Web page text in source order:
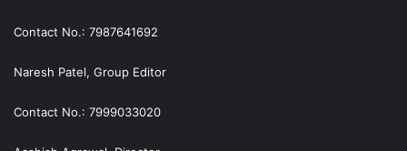
Contact No.: 7987641692
Naresh Patel, Group Editor
Contact No.: 7999033020